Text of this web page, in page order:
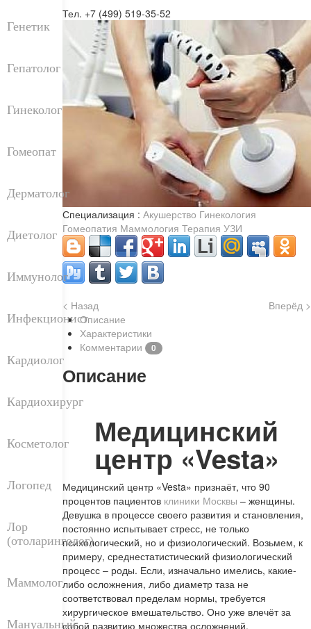
Тел. +7 (499) 519-35-52
Специализация : Акушерство Гинекология
Гомеопатия Маммология Терапия УЗИ
< Назад
Вперёд >
Описание
Характеристики
Комментарии
0
Описание
Медицинский
центр «Vesta»
Медицинский центр «Vesta» признаёт, что 90
процентов пациентов клиники Москвы – женщины.
Девушка в процессе своего развития и становления,
постоянно испытывает стресс, не только
психологический, но и физиологический. Возьмем, к
примеру, среднестатистический физиологический
процесс – роды. Если, изначально имелись, какие-
либо осложнения, либо диаметр таза не
соответствовал пределам нормы, требуется
хирургическое вмешательство. Оно уже влечёт за
собой развитию множества осложнений.
Генетик
Гепатолог
Гинеколог
Гомеопат
Дерматолог
Диетолог
Иммунолог
Инфекционист
Кардиолог
Кардиохирург
Косметолог
Логопед
Лор
(отоларинголог)
Маммолог
Мануальный